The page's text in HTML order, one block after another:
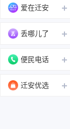
爱在迁安
丢哪儿了
便民电话
迁安优选